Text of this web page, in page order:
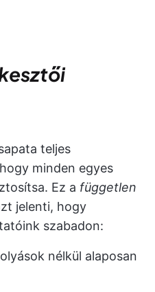
teljes
minden egyes
Ez a független
jelenti, hogy
szabadon:
nélkül alaposan